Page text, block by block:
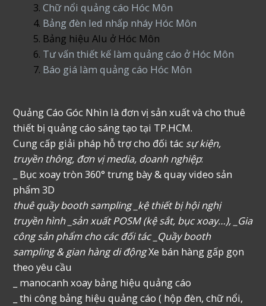
Chữ nổi quảng cáo Hóc Môn
Bảng đèn led nhấp nháy Hóc Môn
Bảng hiệu Alu ở Hóc Môn
Tư vấn thiết kế làm quảng cáo ở Hóc Môn
Báo giá làm quảng cáo Hóc Môn
Quảng Cáo Góc Nhìn là đơn vị sản xuất và cho thuê
thiết bị quảng cáo sáng tạo tại TP.HCM.
Cung cấp giải pháp hỗ trợ cho đối tác sự kiện,
truyền thông, đơn vị media, doanh nghiệp:
_ Bục xoay tròn 360° trưng bày & quay video sản
phẩm 3D
thuê quầy booth sampling _kệ thiết bị hội nghị
truyền hình _sản xuất POSM (kệ sắt, bục xoay…), _Gia
công sản phẩm cho các đối tác _Quầy booth
sampling & gian hàng di độngXe bán hàng gấp gọn
theo yêu cầu
_ manocanh xoay bảng hiệu quảng cáo
_ thi công bảng hiệu quảng cáo ( hộp đèn, chữ nổi,